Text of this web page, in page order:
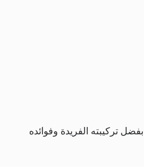
تركيبته الفريدة وفوائده